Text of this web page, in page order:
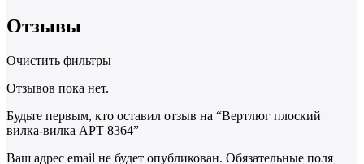
Отзывы
Очистить фильтры
Отзывов пока нет.
Будьте первым, кто оставил отзыв на “Вертлюг плоский
вилка-вилка АРТ 8364”
Ваш адрес email не будет опубликован. Обязательные поля